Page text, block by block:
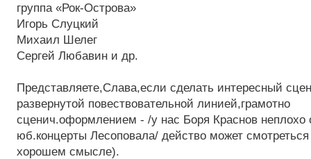
группа «Рок-Острова»
Игорь Слуцкий
Михаил Шелег
Сергей Любавин и др.
Представляете,Слава,если сделать интересный
развернутой повествовательной линией,грамотно
сценич.оформлением - /у нас Боря Краснов неплохо
юб.концерты Лесоповала/ действо может
хорошем смысле).